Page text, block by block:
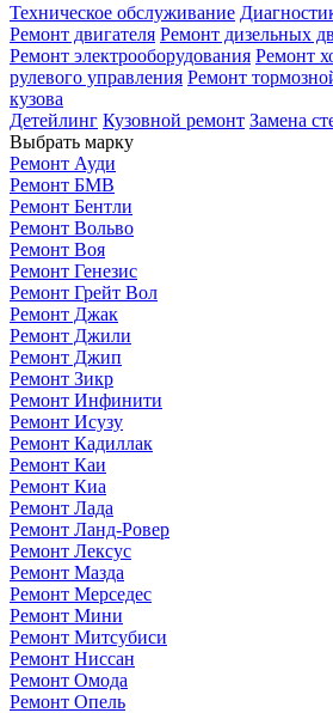
Техническое обслуживание
Ремонт двигателя Ремонт дизельных
Ремонт электрооборудования Ремонт
рулевого управления Ремонт
кузова
Детейлинг Кузовной ремонт Замена
Выбрать марку
Ремонт Ауди
Ремонт БМВ
Ремонт Бентли
Ремонт Вольво
Ремонт Воя
Ремонт Генезис
Ремонт Грейт Вол
Ремонт Джак
Ремонт Джили
Ремонт Джип
Ремонт Зикр
Ремонт Инфинити
Ремонт Исузу
Ремонт Кадиллак
Ремонт Каи
Ремонт Киа
Ремонт Лада
Ремонт Ланд-Ровер
Ремонт Лексус
Ремонт Мазда
Ремонт Мерседес
Ремонт Мини
Ремонт Митсубиси
Ремонт Ниссан
Ремонт Омода
Ремонт Опель